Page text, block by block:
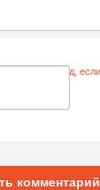
комментарий